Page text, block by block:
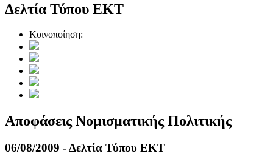
Δελτία Τύπου ΕΚΤ
Κοινοποίηση:
Αποφάσεις Νομισματικής Πολιτικής
06/08/2009 - Δελτία Τύπου ΕΚΤ